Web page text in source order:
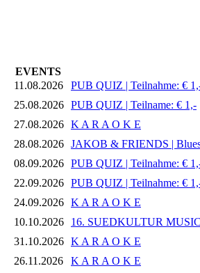
EVENTS
11.08.2026
PUB QUIZ | Teilnahme: €
25.08.2026 PUB QUIZ | Teilname: € 1,-
27.08.2026 K A R A O K E
28.08.2026 JAKOB & FRIENDS |
08.09.2026 PUB QUIZ | Teilnahme: €
22.09.2026 PUB QUIZ | Teilnahme: €
24.09.2026 K A R A O K E
10.10.2026
16. SUEDKULTUR
31.10.2026 K A R A O K E
26.11.2026
K A R A O K E